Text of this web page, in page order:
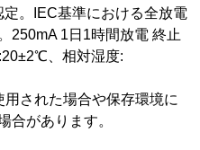
。IEC基準における全放電
250mA 1日1時間放電 終止
、相対湿度:
された場合や保存環境に
合があります。